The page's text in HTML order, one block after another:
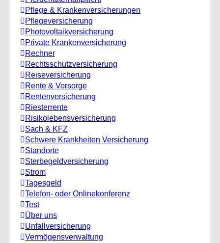
Pflege & Krankenversicherungen
Pflegeversicherung
Photovoltaikversicherung
Private Krankenversicherung
Rechner
Rechtsschutzversicherung
Reiseversicherung
Rente & Vorsorge
Rentenversicherung
Riesterrente
Risikolebensversicherung
Sach & KFZ
Schwere Krankheiten Versicherung
Standorte
Sterbegeldversicherung
Strom
Tagesgeld
Telefon- oder Onlinekonferenz
Test
Über uns
Unfallversicherung
Vermögensverwaltung